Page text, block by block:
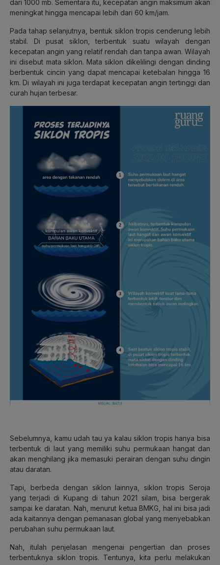
dari 1000 mb. Sementara itu, kecepatan angin maksimum akan
meningkat hingga mencapai lebih dari 60 km/jam.
Pada tahap selanjutnya, bentuk siklon tropis cenderung lebih
stabil. Di pusat siklon, terbentuk suatu wilayah dengan
kecepatan angin yang relatif rendah dan tanpa awan. Wilayah
ini disebut mata siklon. Mata siklon dikelilingi dengan dinding
berbentuk cincin yang dapat mencapai ketebalan hingga 16
km. Di wilayah ini juga terdapat kecepatan angin tertinggi dan
curah hujan terbesar.
Sebelumnya, kamu udah tau ya kalau siklon tropis hanya bisa
terbentuk di laut yang memiliki suhu permukaan hangat dan
akan menghilang jika memasuki perairan dengan suhu dingin
atau daratan.
Tapi, berbeda dengan siklon lainnya, siklon tropis Seroja
yang terjadi di Kupang di tahun 2021 silam, bisa bergerak
sampai ke daratan. Nah, menurut ketua BMKG, hal ini bisa jadi
ada kaitannya dengan pemanasan global yang menyebabkan
perubahan suhu permukaan laut.
Nah, itulah penjelasan mengenai pengertian dan proses
terbentuknya siklon tropis. Tentunya, kita perlu melakukan